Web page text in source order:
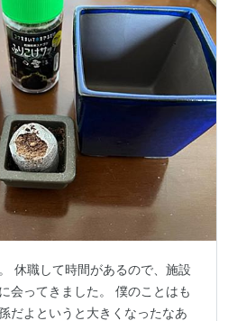
休職して時間があるので、施設
会ってきました。 僕のことはも
だよというと大きくなったなあ